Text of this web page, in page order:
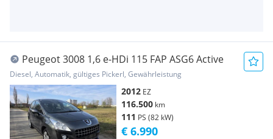
Peugeot 3008 1,6 e-HDi 115 FAP ASG6 Active
Diesel, Automatik, gültiges Pickerl, Gewährleistung
2012 EZ
116.500 km
111 PS (82 kW)
€ 6.990